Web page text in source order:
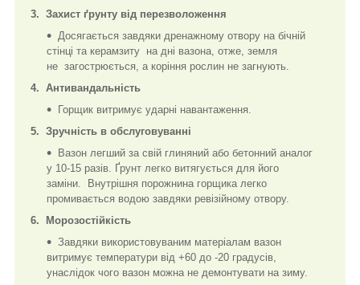
3. Захист ґрунту від перезволоження
Досягається завдяки дренажному отвору на бічній
стінці та керамзиту на дні вазона, отже, земля
не загострюється, а коріння рослин не загнують.
4. Антивандальність
Горщик витримує ударні навантаження.
5. Зручність в обслуговуванні
Вазон легший за свій глиняний або бетонний аналог
у 10-15 разів. Ґрунт легко витягується для його
заміни. Внутрішня порожнина горщика легко
промивається водою завдяки ревізійному отвору.
6. Морозостійкість
Завдяки використовуваним матеріалам вазон
витримує температури від +60 до -20 градусів,
унаслідок чого вазон можна не демонтувати на зиму.